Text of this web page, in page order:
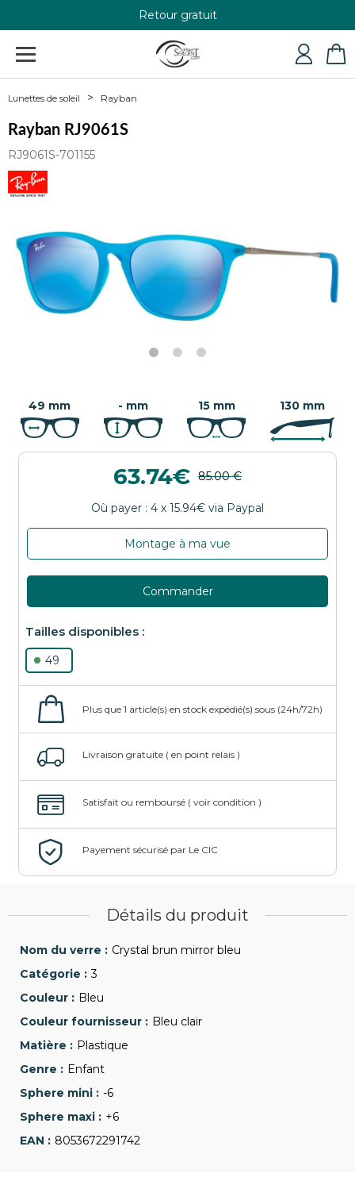
Retour gratuit
+33 4 79 24 76 84
Lunettes de soleil Rayban
Rayban RJ9061S
RJ9061S-701155
49 mm - mm 15 mm 130 mm
63.74
Montage à ma vue
Commander
49
Détails du produit
Crystal brun mirror bleu
3
Bleu
Bleu clair
Plastique
Enfant
-6
+6
8053672291742